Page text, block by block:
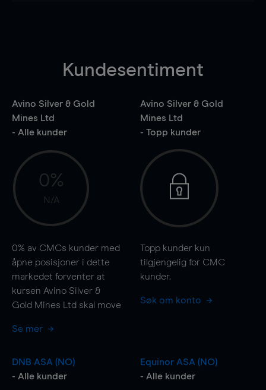
Kundesentiment
Avino Silver & Gold
Mines Ltd
- Alle kunder
0%
N/A
0% av CMCs kunder med
åpne posisjoner i dette
markedet forventer at
kursen Avino Silver &
Gold Mines Ltd skal move
Se mer
Avino Silver & Gold
Mines Ltd
- Topp kunder
Topp kunder kun
tilgjengelig for CMC
kunder.
Søk om konto
DNB ASA (NO)
- Alle kunder
Equinor ASA (NO)
- Alle kunder